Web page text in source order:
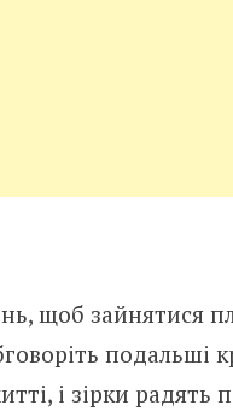
щоб зайнятися
подальші
і зірки радять